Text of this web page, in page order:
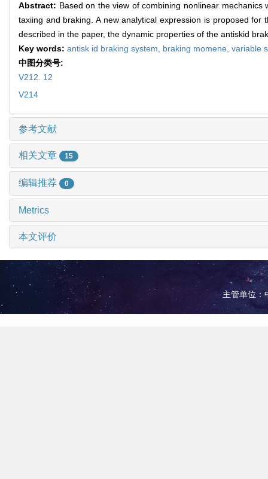
Abstract: Based on the view of combining nonlinear
taxiing and braking. A new analytical expression is proposed
described in the paper, the dynamic properties of the antiskid
Key words: antisk id braking system, braking momene, variable
中图分类号:
V212. 12
V214
参考文献
相关文章 15
编辑推荐 0
Metrics
本文评价
主管单位：